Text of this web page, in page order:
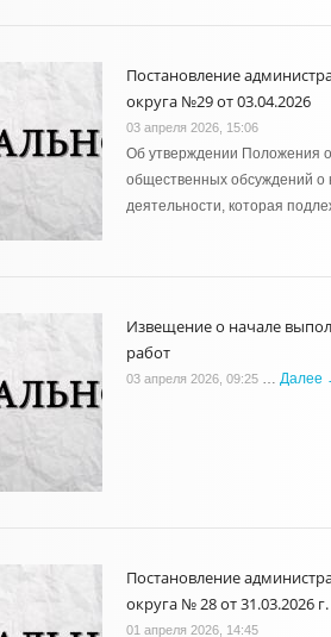
Постановление
округа №29 от 03.04.2026
03 апреля 2026, 15:06
Об утверждении Положения
общественных обсуждений о
деятельности, которая
Извещение о начале
работ
03 апреля 2026, 09:25 … Далее
Постановление
округа № 28 от 31.03.2026 г.
01 апреля 2026, 14:45